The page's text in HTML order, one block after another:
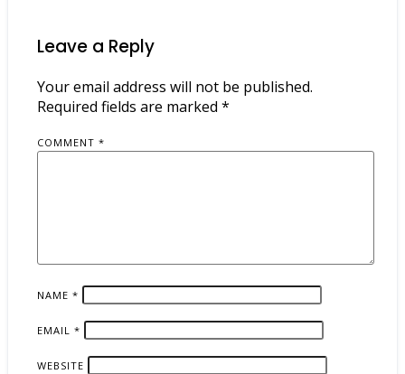
Leave a Reply
Your email address will not be published.
Required fields are marked *
COMMENT *
NAME *
EMAIL *
WEBSITE